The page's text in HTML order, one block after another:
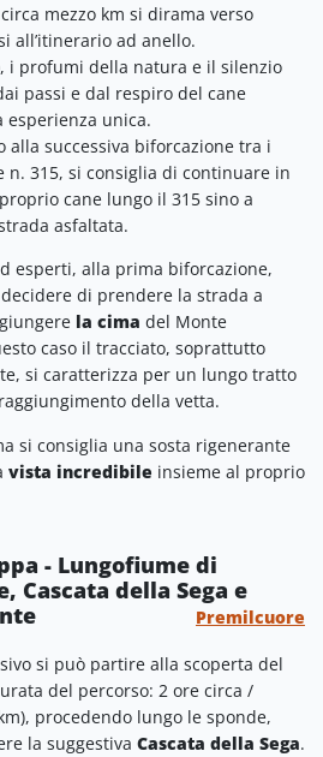
mezzo km si dirama verso
all’itinerario ad anello.
i profumi della natura e il silenzio
passi e dal respiro del cane
esperienza unica.
alla successiva biforcazione tra i
n. 315, si consiglia di continuare in
cane lungo il 315 sino a
asfaltata.
esperti, alla prima biforcazione,
di prendere la strada a
la cima del Monte
caso il tracciato, soprattutto
si caratterizza per un lungo tratto
della vetta.
si consiglia una sosta rigenerante
vista incredibile insieme al proprio
- Lungofiume di
Cascata della Sega e
Premilcuore
si può partire alla scoperta del
del percorso: 2 ore circa /
procedendo lungo le sponde,
la suggestiva Cascata della Sega.